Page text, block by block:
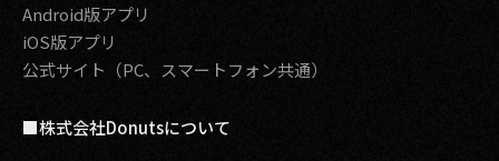
Android版アプリ
iOS版アプリ
公式サイト（PC、スマートフォン共通）
■株式会社Donutsについて